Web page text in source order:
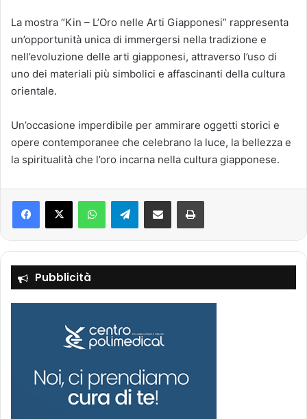
La mostra “Kin – L’Oro nelle Arti Giapponesi” rappresenta
un’opportunità unica di immergersi nella tradizione e
nell’evoluzione delle arti giapponesi, attraverso l’uso di
uno dei materiali più simbolici e affascinanti della cultura
orientale.
Un’occasione imperdibile per ammirare oggetti storici e
opere contemporanee che celebrano la luce, la bellezza e
la spiritualità che l’oro incarna nella cultura giapponese.
Telegram
Pubblicità